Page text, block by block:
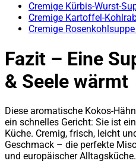
Cremige Kürbis-Wurst-
Cremige Kartoffel-
Cremige
Fazit – Eine
& Seele wärmt
Diese aromatische Kokos-
ein schnelles Gericht: Sie ist
Küche. Cremig, frisch, leicht
Geschmack – die perfekte
und europäischer Alltagsküche.